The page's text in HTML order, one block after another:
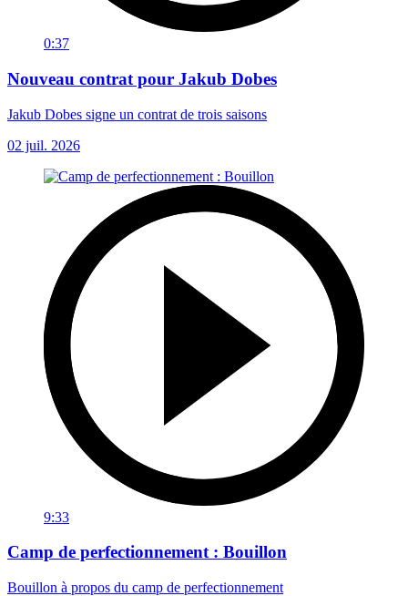
0:37
Nouveau contrat pour Jakub Dobes
Jakub Dobes signe un contrat de trois saisons
02 juil. 2026
9:33
Camp de perfectionnement : Bouillon
Bouillon à propos du camp de perfectionnement